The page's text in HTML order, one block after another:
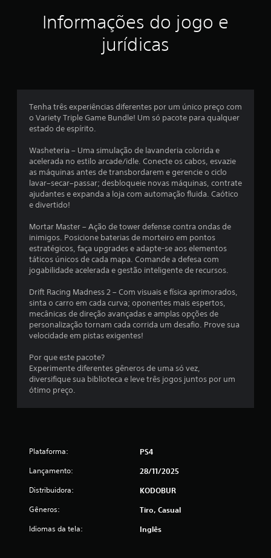
u
o
t
l
d
1
6
3
c
s
i
Informações do jogo e
jurídicas
Tenha três experiências diferentes por um único preço com
o Variety Triple Game Bundle! Um só pacote para qualquer
estado de espírito.
Washeteria – Uma simulação de lavanderia colorida e
acelerada no estilo arcade/idle. Conecte os cabos, esvazie
as máquinas antes de transbordarem e gerencie o ciclo
lavar–secar–passar; desbloqueie novas máquinas, contrate
ajudantes e expanda a loja com automação fluida. Caótico
e divertido!
Mortar Master – Ação de tower defense contra ondas de
inimigos. Posicione baterias de morteiro em pontos
estratégicos, faça upgrades e adapte-se aos elementos
táticos únicos de cada mapa. Comande a defesa com
jogabilidade acelerada e gestão inteligente de recursos.
Drift Racing Madness 2 – Com visuais e física aprimorados,
sinta o carro em cada curva; oponentes mais espertos,
mecânicas de direção avançadas e amplas opções de
personalização tornam cada corrida um desafio. Prove sua
velocidade em pistas exigentes!
Por que este pacote?
Experimente diferentes gêneros de uma só vez,
diversifique sua biblioteca e leve três jogos juntos por um
ótimo preço.
Plataforma: PS4
Lançamento: 28/11/2025
Distribuidora: KODOBUR
Gêneros: Tiro, Casual
Idiomas da tela: Inglês